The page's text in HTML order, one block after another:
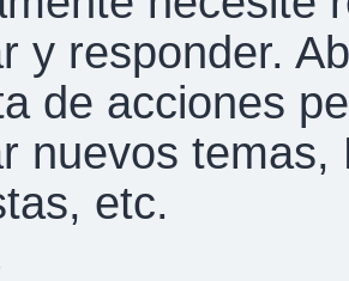
y responder.
de acciones
nuevos
etc.